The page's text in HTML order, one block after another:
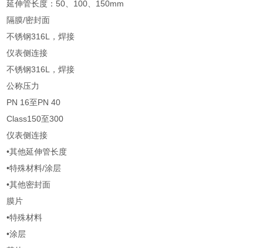
延伸管长度：50、100、150mm
隔膜/密封面
不锈钢316L，焊接
仪表侧连接
不锈钢316L，焊接
公称压力
PN 16至PN 40
Class150至300
仪表侧连接
•其他延伸管长度
•特殊材料/涂层
•其他密封面
膜片
•特殊材料
•涂层